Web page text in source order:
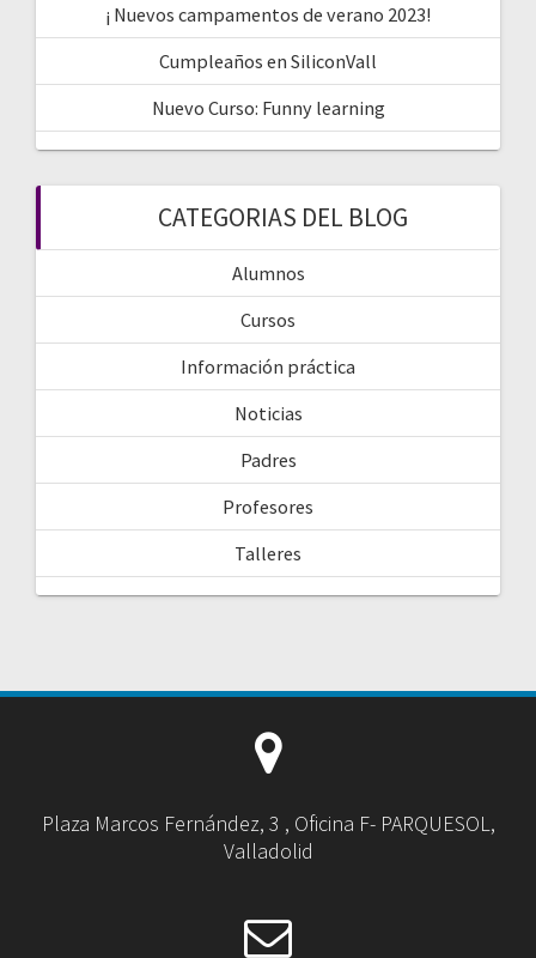
¡ Nuevos campamentos de verano 2023!
Cumpleaños en SiliconVall
Nuevo Curso: Funny learning
CATEGORIAS DEL BLOG
Alumnos
Cursos
Información práctica
Noticias
Padres
Profesores
Talleres
Plaza Marcos Fernández, 3 , Oficina F- PARQUESOL,
Valladolid